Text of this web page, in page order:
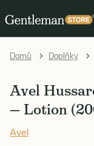
Domů Doplňky
Avel
— Lotion
Avel